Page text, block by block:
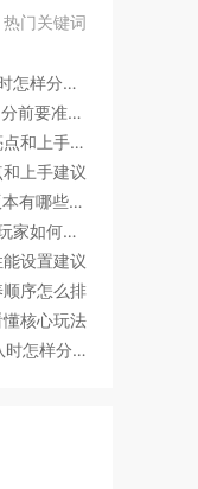
热门关键词
《守望先锋2》模式解析：组队时怎样分工更顺畅
《穿越火线》PVE效率：赛季冲分前要准备什么
《永劫无间》常见误区：体验亮点和上手建议
和上手建议
《梦幻西游》PVP思路：近期版本有哪些变化值得关注
《守望先锋2》画面设置：回归玩家如何快速跟上节奏
能设置建议
顺序怎么排
懂核心玩法
《最终幻想14》版本变化：组队时怎样分工更顺畅